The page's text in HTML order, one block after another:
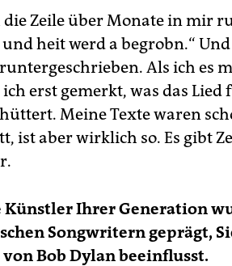
Zeile über Monate in mir
heit werd a begrobn.“
Als ich es
erst gemerkt, was das
Meine Texte waren
ist aber wirklich so. Es gibt
Ihrer Generation
Songwritern geprägt,
Bob Dylan beeinflusst.